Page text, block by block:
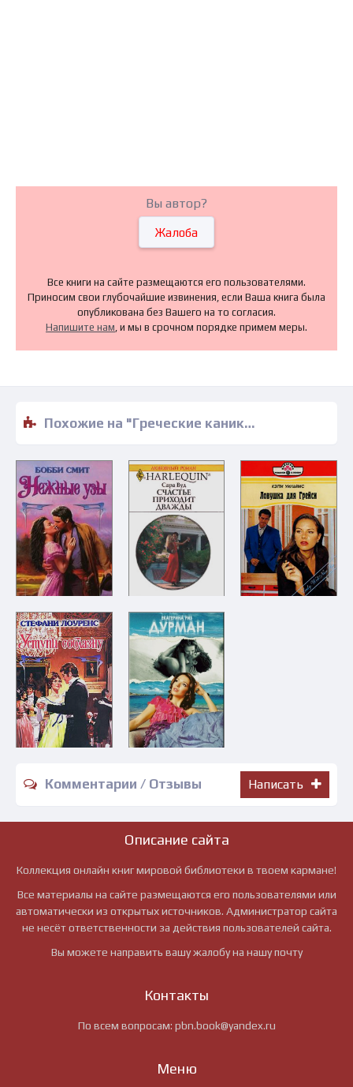
Вы автор?
Жалоба
Все книги на сайте размещаются его пользователями.
Приносим свои глубочайшие извинения, если Ваша книга была
опубликована без Вашего на то согласия.
Напишите нам, и мы в срочном порядке примем меры.
Похожие на "Греческие каникулы - Ребекка Уинтерз" книги читать бесплатно полные версии
Комментарии / Отзывы Написать
Описание сайта
Коллекция онлайн книг мировой библиотеки в твоем кармане!
Все материалы на сайте размещаются его пользователями или
автоматически из открытых источников. Администратор сайта
не несёт ответственности за действия пользователей сайта.
Вы можете направить вашу жалобу на нашу почту
Контакты
По всем вопросам: pbn.book@yandex.ru
Меню